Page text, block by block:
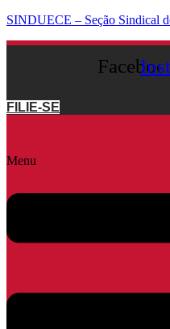
SINDUECE – Seção Sindical
FILIE-SE
Menu